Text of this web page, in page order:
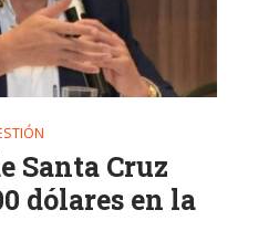
Santa Cruz
dólares en la